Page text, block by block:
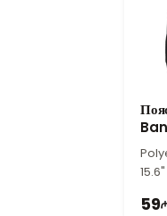
15.6"
59